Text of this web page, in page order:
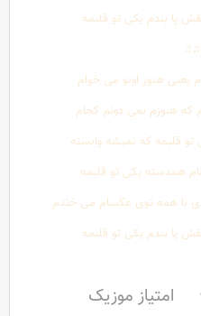
پا بندم یکی تو قلبمه
هنوز اونو می خوام
هنوزم نمی دونم کجام
قلبمه که نمیشه وابسته
همدسته یکی تو قلبمه
همه توی عکسام می خندم
پا بندم یکی تو قلبمه
امتیاز موزیک